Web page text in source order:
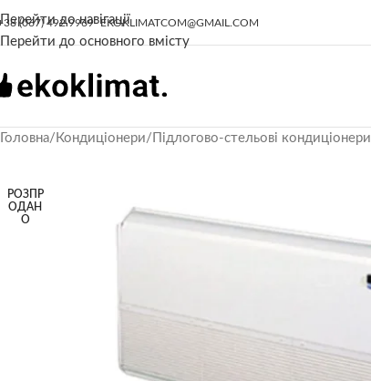
Перейти до навігації
Перейти до основного вмісту
(067) 492 9969 EKOKLIMATCOM@GMAIL.COM
Головна/ Кондиціонери/ Підлогово-стельові кондиціонери
РОЗПР
ОДАН
О